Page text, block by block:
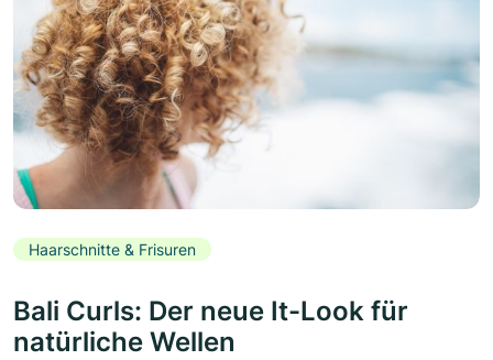
Haarschnitte & Frisuren
Bali Curls: Der neue It-Look für
natürliche Wellen